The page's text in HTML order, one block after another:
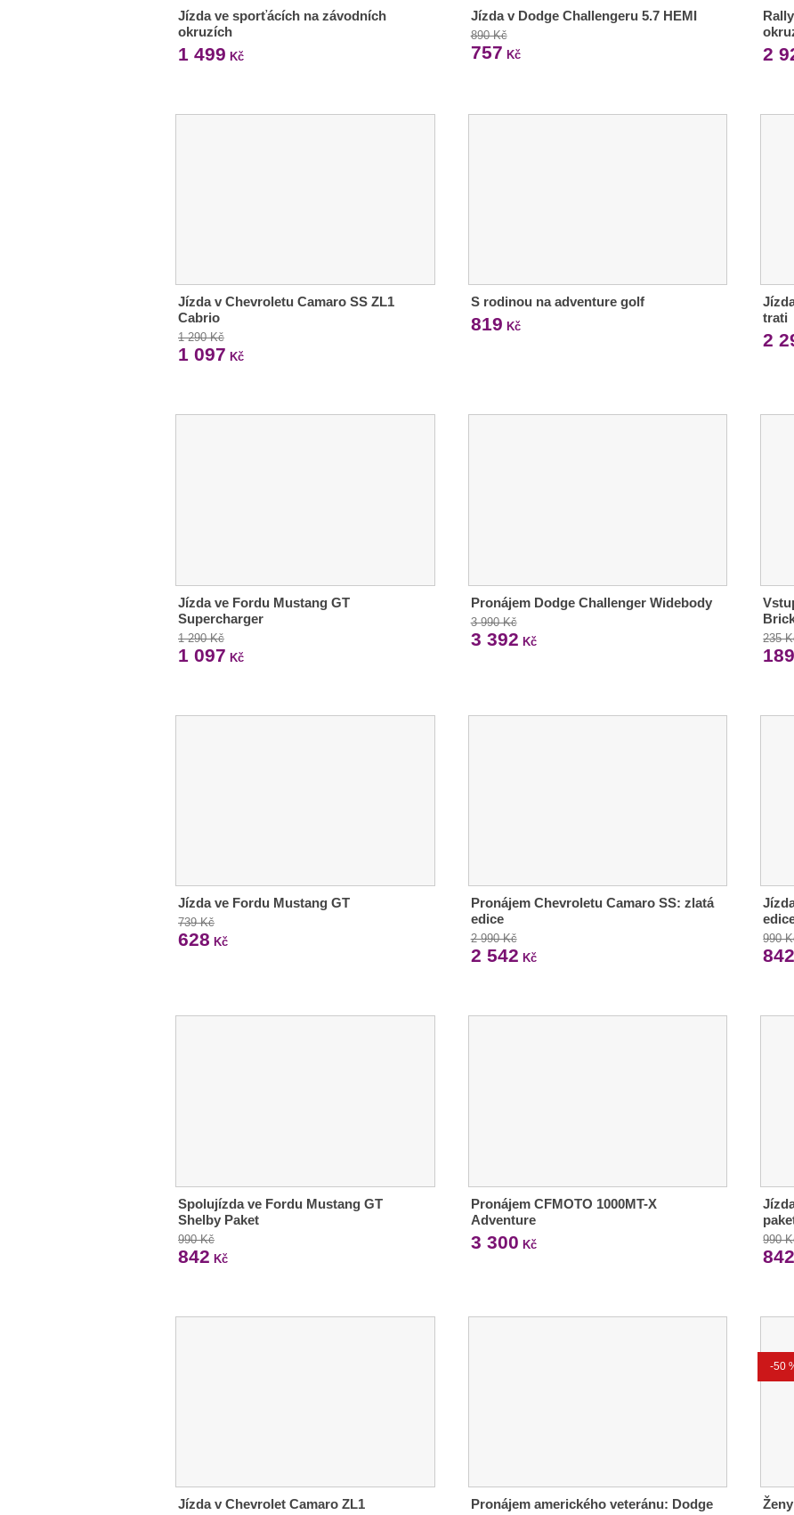
Jízda ve sporťácích na závodních
okruzích
1 499 Kč
Jízda v Dodge Challengeru 5.7 HEMI
890 Kč
757 Kč 2
Jízda v Chevroletu Camaro SS ZL1
Cabrio
1 290 Kč
1 097 Kč
S rodinou na adventure golf
819 Kč
trati
2
Jízda ve Fordu Mustang GT
Supercharger
1 290 Kč
1 097 Kč
Pronájem Dodge Challenger Widebody
3 990 Kč
3 392 Kč 235
189
Jízda ve Fordu Mustang GT
739 Kč
628 Kč
Pronájem Chevroletu Camaro SS: zlatá
edice
2 990 Kč
2 542 Kč
990
842
Spolujízda ve Fordu Mustang GT
Shelby Paket
990 Kč
842 Kč
Pronájem CFMOTO 1000MT-X
Adventure
3 300 Kč 990
842
Jízda v Chevrolet Camaro ZL1
Pronájem amerického veteránu: Dodge
-50